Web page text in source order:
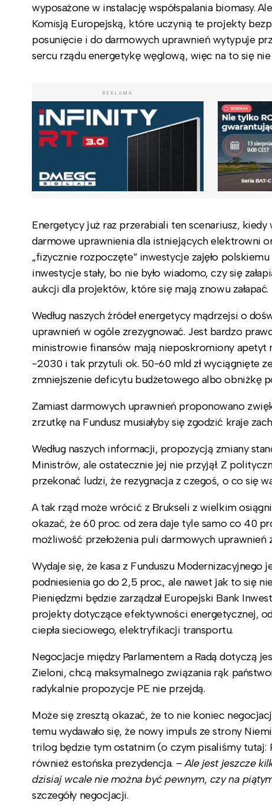
wyposażone w instalację współspalania biomasy.
Komisją Europejską, które uczynią te projekty
posunięcie i do darmowych uprawnień wytypuje
sercu rządu energetykę węglową, więc na to się nie
REKLAMA
Energetycy już raz przerabiali ten scenariusz,
darmowe uprawnienia dla istniejących elektrowni
„fizycznie rozpoczęte” inwestycje zajęło
inwestycje stały, bo nie było wiadomo, czy się
aukcji dla projektów, które się mają znowu załapać.
Według naszych źródeł energetycy mądrzejsi o
uprawnień w ogóle zrezygnować. Jest bardzo
ministrowie finansów mają nieposkromiony
-2030 i tak przytuli ok. 50-60 mld zł wyciągnięte
zmniejszenie deficytu budżetowego albo obniżkę
Zamiast darmowych uprawnień proponowano
zrzutkę na Fundusz musiałyby się zgodzić kraje
Według naszych informacji, propozycją zmiany
Ministrów, ale ostatecznie jej nie przyjął. Z
przekonać ludzi, że rezygnacja z czegoś, o co się
A tak rząd może wrócić z Brukseli z wielkim
okazać, że 60 proc. od zera daje tyle samo co 40
możliwość przełożenia puli darmowych
Wydaje się, że kasa z Funduszu
podniesienia go do 2,5 proc., ale nawet jak to się
Pieniędzmi będzie zarządzał Europejski Bank
projekty dotyczące efektywności energetycznej,
ciepła sieciowego, elektryfikacji transportu.
Negocjacje między Parlamentem a Radą dotyczą
Zieloni, chcą maksymalnego związania rąk
radykalnie propozycje PE nie przejdą.
Może się zresztą okazać, że to nie koniec
temu wydawało się, że nowy impuls ze strony
trilog będzie tym ostatnim (o czym pisaliśmy tutaj:
również estońska prezydencja. –Ale jest jeszcze
dzisiaj wcale nie można być pewnym, czy na
szczegóły negocjacji.